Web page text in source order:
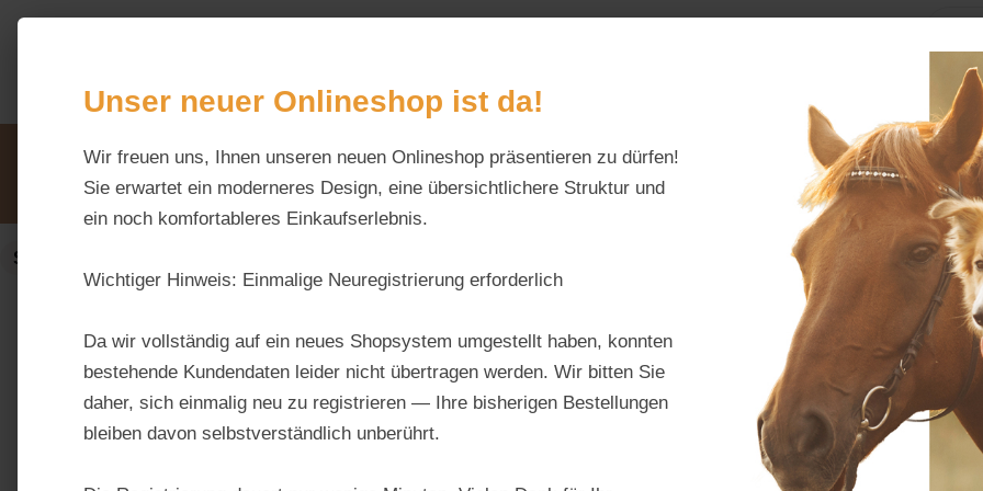
Hauptinhalt springen
Zur Suche springen
Alles fürs
Unsere VorteileBeratung via WhatsApp:
0176 / 99 66 31 80
Schreiben Sie uns:
info@tierfutter-fischer.de
Öffnungszeiten:
Mo–Fr: 9–18 Uhr ·
Stall & Weide
Unser neuer Onlineshop ist da!
Wir freuen uns, Ihnen unseren neuen Onlineshop präsentieren zu dürfen!
Sie erwartet ein moderneres Design, eine übersichtlichere Struktur und
ein noch komfortableres Einkaufserlebnis.
Wichtiger Hinweis: Einmalige Neuregistrierung erforderlich
Da wir vollständig auf ein neues Shopsystem umgestellt haben, konnten
bestehende Kundendaten leider nicht übertragen werden. Wir bitten Sie
daher, sich einmalig neu zu registrieren — Ihre bisherigen Bestellungen
bleiben davon selbstverständlich unberührt.